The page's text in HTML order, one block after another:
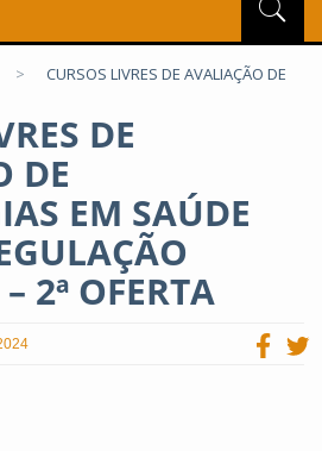
> CURSOS LIVRES DE AVALIAÇÃO DE
DE
DE
EM SAÚDE
2ª OFERTA